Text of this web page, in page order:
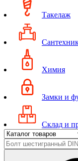
Такелаж
Химия
Замки и
Склад и